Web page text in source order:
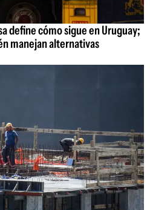
define cómo sigue en Uruguay;
manejan alternativas